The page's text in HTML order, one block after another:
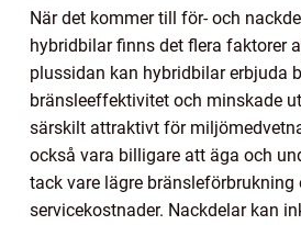
När det kommer till för- och
hybridbilar finns det flera faktorer
plussidan kan hybridbilar erbjuda
bränsleeffektivitet och minskade
särskilt attraktivt för
också vara billigare att äga och
tack vare lägre
servicekostnader. Nackdelar kan